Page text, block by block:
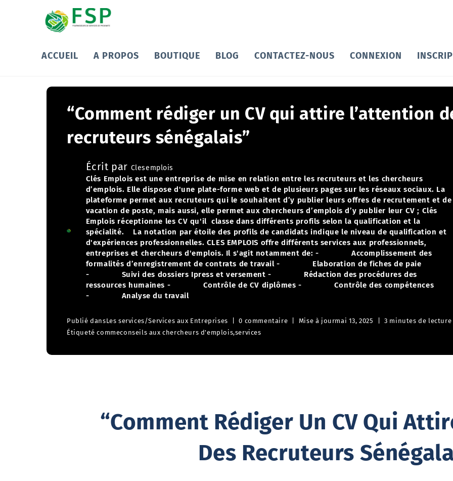
ACCUEIL A PROPOS BOUTIQUE BLOG CONTACTEZ-NOUS CONNEXION
“Comment rédiger un CV qui attire l’attention
recruteurs sénégalais”
Écrit par Clesemplois
Clés Emplois est une entreprise de mise en relation entre les recruteurs et les chercheurs
d’emplois. Elle dispose d'une plate-forme web et de plusieurs pages sur les réseaux sociaux. La
plateforme permet aux recruteurs qui le souhaitent d’y publier leurs offres de recrutement et de
vacation de poste, mais aussi, elle permet aux chercheurs d’emplois d’y publier leur CV ; Clés
Emplois réceptionne les CV qu'il classe dans différents profils selon la qualification et la
spécialité.
La notation par étoile des profils de candidats indique le niveau de qualification et
d'expériences professionnelles. CLES EMPLOIS offre différents services aux professionnels,
entreprises et chercheurs d'emplois. Il s'agit notamment de: - Accomplissement des
formalités d’enregistrement de contrats de travail - Elaboration de fiches de paie
- Suivi des dossiers Ipress et versement - Rédaction des procédures des
ressources humaines - Contrôle de CV diplômes - Contrôle des compétences
- Analyse du travail
Publié dansLes services/Services aux Entreprises 0 commentaire Mise à jourmai 13, 2025
3 minutes de lecture
Étiqueté commeconseils aux chercheurs d'emplois,services
“Comment Rédiger Un CV Qui
Des Recruteurs